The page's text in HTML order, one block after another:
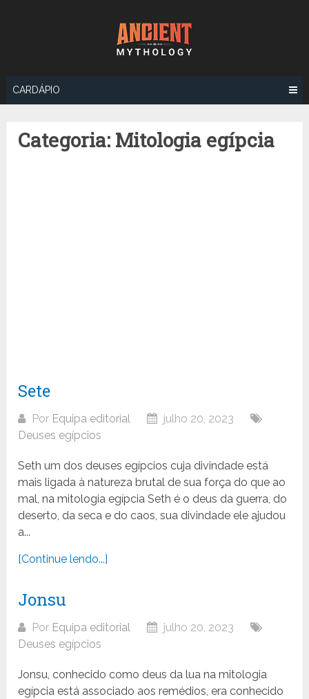
CARDÁPIO
Categoria: Mitologia egípcia
Sete
Por Equipa editorial
julho 20, 2023
Deuses egípcios
Seth um dos deuses egípcios cuja divindade está
mais ligada à natureza brutal de sua força do que ao
mal, na mitologia egípcia Seth é o deus da guerra, do
deserto, da seca e do caos, sua divindade ele ajudou
a...
[Continue lendo...]
Jonsu
Por Equipa editorial
julho 20, 2023
Deuses egípcios
Jonsu, conhecido como deus da lua na mitologia
egípcia está associado aos remédios, era conhecido